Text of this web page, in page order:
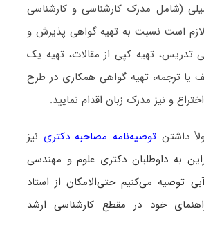
(شامل مدرک کارشناسی و کارشناسی
لازم است نسبت به تهیه گواهی پذیرش و
تدریس، تهیه کپی از مقالات، تهیه یک
یا ترجمه، تهیه گواهی همکاری در طرح
و نیز مدرک زبان اقدام نمایید.
داشتنتوصیه‌نامه مصاحبه دکتری نیز
به داوطلبان دکتری علوم و مهندسی
توصیه می‌کنیم حتی‌الامکان از استاد
خود در مقطع کارشناسی ارشد